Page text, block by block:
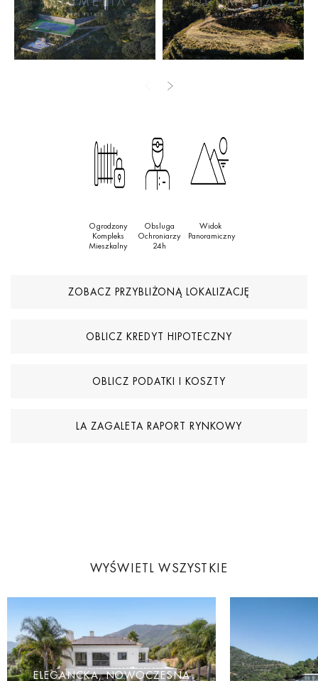
Mieszkańcy korzystają z udogodnień na światowym poziomie,
całodobowej ochrony i spokojnego otoczenia, a wszystko to w
niewielkiej odległości od plaż Marbelli, wykwintnych restauracji i
wyjątkowy potencjał, jest to znakomita okazja, by zbudować
Ogrodzony
Kompleks
Mieszkalny
Obsluga
Ochroniarzy
24h
Widok
Panoramiczny
ZOBACZ PRZYBLIŻONĄ LOKALIZACJĘ
OBLICZ KREDYT HIPOTECZNY
OBLICZ PODATKI I KOSZTY
LA ZAGALETA RAPORT RYNKOWY
WYŚWIETL WSZYSTKIE
ELEGANCKA, NOWOCZESNA